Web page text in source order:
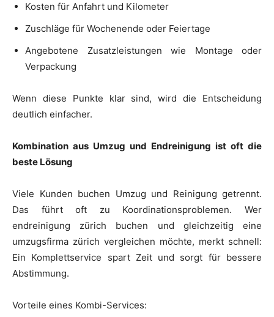
Kosten für Anfahrt und Kilometer
Zuschläge für Wochenende oder Feiertage
Angebotene Zusatzleistungen wie Montage oder
Verpackung
Wenn diese Punkte klar sind, wird die Entscheidung
deutlich einfacher.
Kombination aus Umzug und Endreinigung ist oft die
beste Lösung
Viele Kunden buchen Umzug und Reinigung getrennt.
Das führt oft zu Koordinationsproblemen. Wer
endreinigung zürich buchen und gleichzeitig eine
umzugsfirma zürich vergleichen möchte, merkt schnell:
Ein Komplettservice spart Zeit und sorgt für bessere
Abstimmung.
Vorteile eines Kombi-Services: